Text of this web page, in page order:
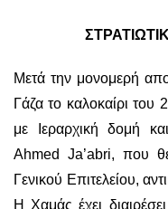
Μετά την μονομερή
Γάζα το καλοκαίρι
με Ιεραρχική δομή
Ahmed Ja’abri, που
Γενικού Επιτελείου,
Η Χαμάς έχει